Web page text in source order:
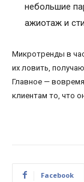
небольшие
ажиотаж и
Микротренды в
их ловить,
Главное —
клиентам то, что
Facebook